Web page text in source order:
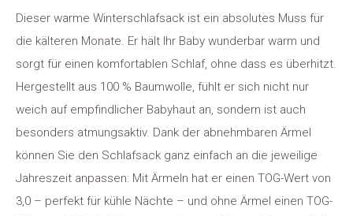
Dieser warme Winterschlafsack ist ein absolutes Muss für
die kälteren Monate. Er hält Ihr Baby wunderbar warm und
sorgt für einen komfortablen Schlaf, ohne dass es überhitzt.
Hergestellt aus 100 % Baumwolle, fühlt er sich nicht nur
weich auf empfindlicher Babyhaut an, sondern ist auch
besonders atmungsaktiv. Dank der abnehmbaren Ärmel
können Sie den Schlafsack ganz einfach an die jeweilige
Jahreszeit anpassen: Mit Ärmeln hat er einen TOG-Wert von
3,0 – perfekt für kühle Nächte – und ohne Ärmel einen TOG-